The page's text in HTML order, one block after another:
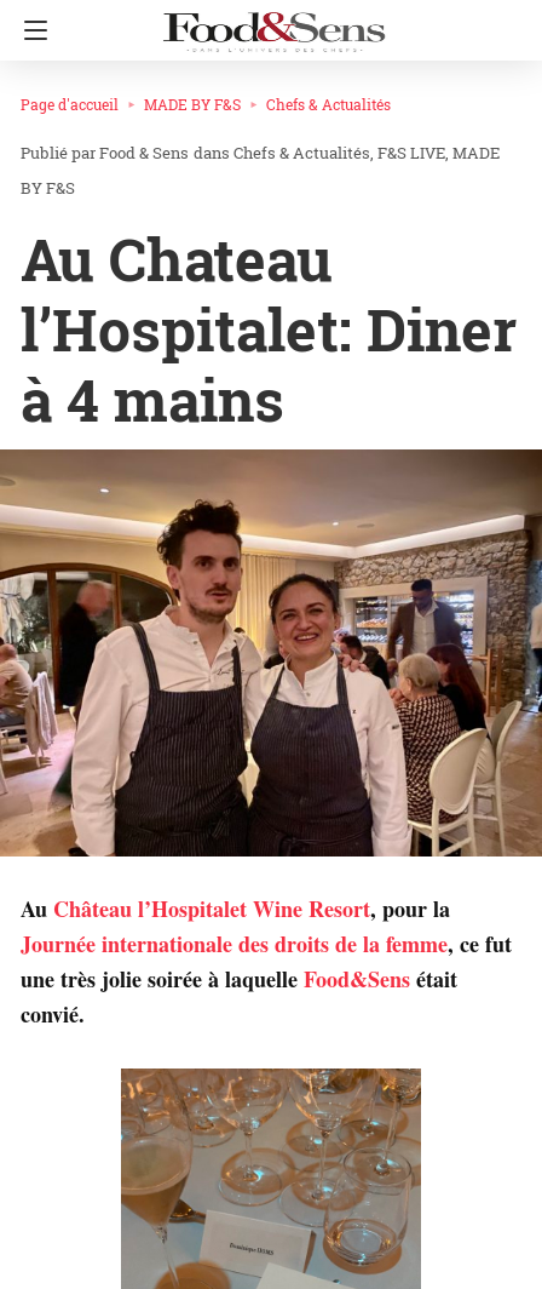
Page d'accueil MADE BY F&S Chefs & Actualités
Food & Sens dans Chefs & Actualités F&S LIVE MADE
BY F&S
Au Chateau
l’Hospitalet: Diner
à 4 mains
Au Château l’Hospitalet Wine Resort, pour la
Journée internationale des droits de la femme, ce fut
une très jolie soirée à laquelleFood&Sensétait
convié.